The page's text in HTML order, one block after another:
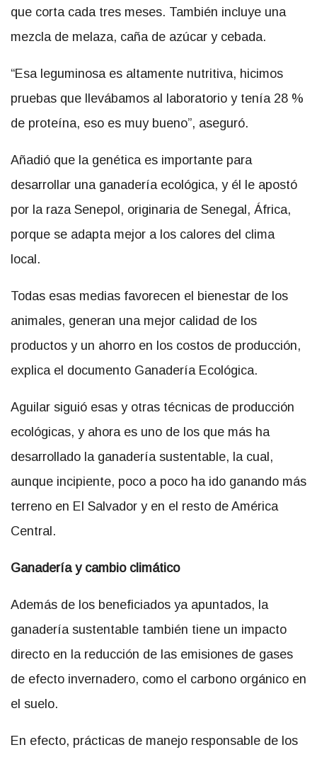
que corta cada tres meses. También incluye una
mezcla de melaza, caña de azúcar y cebada.
“Esa leguminosa es altamente nutritiva, hicimos
pruebas que llevábamos al laboratorio y tenía 28 %
de proteína, eso es muy bueno”, aseguró.
Añadió que la genética es importante para
desarrollar una ganadería ecológica, y él le apostó
por la raza Senepol, originaria de Senegal, África,
porque se adapta mejor a los calores del clima
local.
Todas esas medias favorecen el bienestar de los
animales, generan una mejor calidad de los
productos y un ahorro en los costos de producción,
explica el documento Ganadería Ecológica.
Aguilar siguió esas y otras técnicas de producción
ecológicas, y ahora es uno de los que más ha
desarrollado la ganadería sustentable, la cual,
aunque incipiente, poco a poco ha ido ganando más
terreno en El Salvador y en el resto de América
Central.
Ganadería y cambio climático
Además de los beneficiados ya apuntados, la
ganadería sustentable también tiene un impacto
directo en la reducción de las emisiones de gases
de efecto invernadero, como el carbono orgánico en
el suelo.
En efecto, prácticas de manejo responsable de los